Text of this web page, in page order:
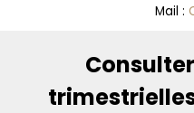
Mail :